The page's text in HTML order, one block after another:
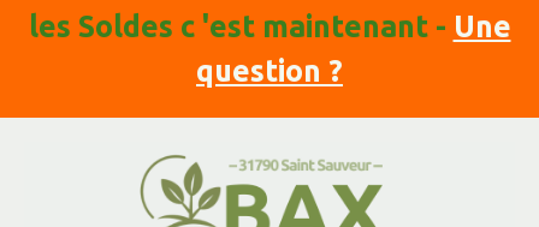
les Soldes c 'est maintenant - Une
question ?